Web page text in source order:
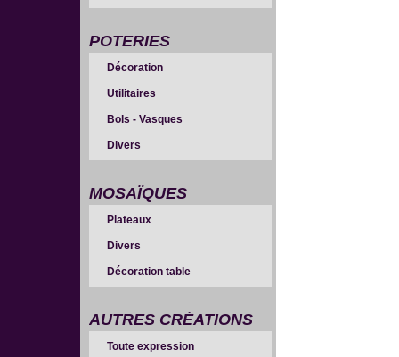
POTERIES
Décoration
Utilitaires
Bols - Vasques
Divers
MOSAÏQUES
Plateaux
Divers
Décoration table
AUTRES CRÉATIONS
Toute expression